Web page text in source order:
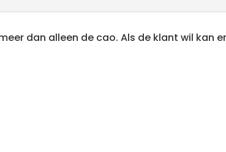
dan alleen de cao. Als de klant wil kan